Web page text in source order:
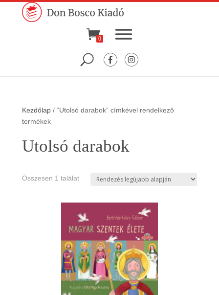
0
Kezdőlap/ “Utolsó darabok” címkével rendelkező
termékek
Utolsó darabok
Összesen 1 találat